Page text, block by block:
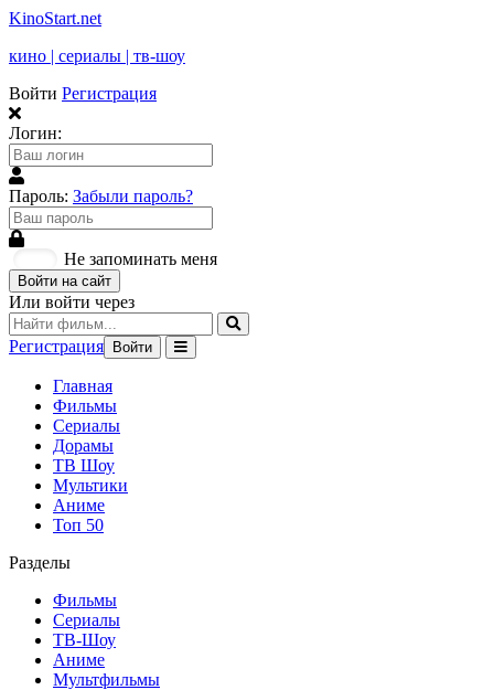
KinoStart.net
кино | сериалы | тв-шоу
Войти Регистрация
Логин:
Пароль: Забыли пароль?
Не запоминать меня
Войти на сайт
Или войти через
Регистрация Войти
Главная
Фильмы
Сериалы
Дорамы
ТВ Шоу
Мультики
Аниме
Топ 50
Разделы
Фильмы
Сериалы
ТВ-Шоу
Аниме
Мультфильмы